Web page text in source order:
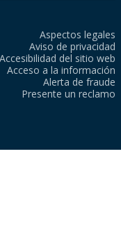
Aspectos legales
Aviso de privacidad
Accesibilidad del sitio web
Acceso a la información
Alerta de fraude
Presente un reclamo